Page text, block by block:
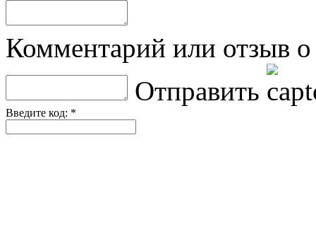
Комментарий или отзыв о
Отправить
Введите код: *